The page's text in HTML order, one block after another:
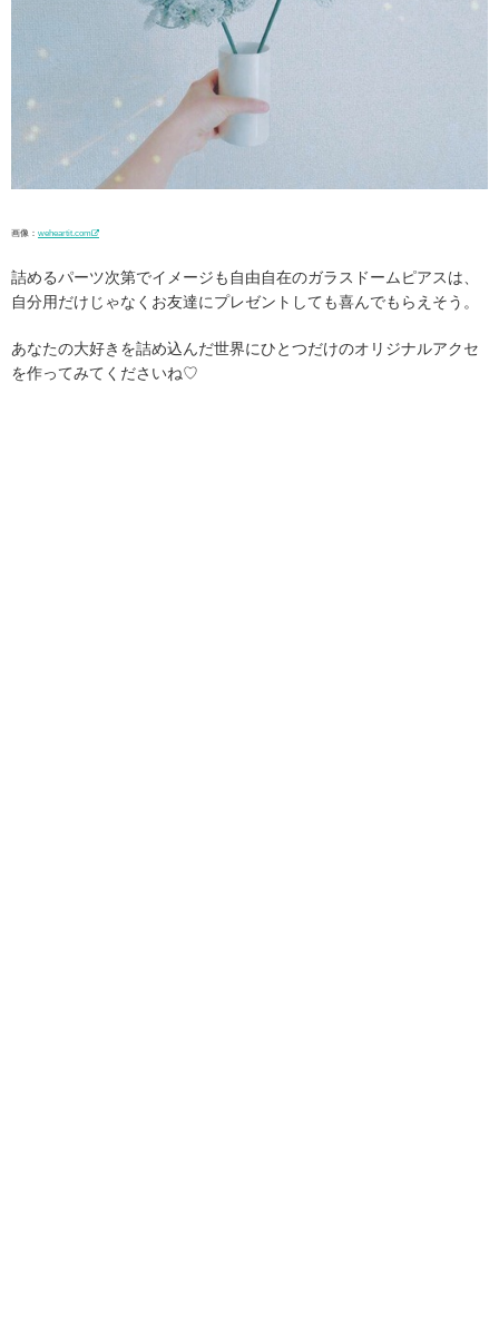
画像： weheartit.com
詰めるパーツ次第でイメージも自由自在のガラスドームピアスは、
自分用だけじゃなくお友達にプレゼントしても喜んでもらえそう。
あなたの大好きを詰め込んだ世界にひとつだけのオリジナルアクセ
を作ってみてくださいね♡